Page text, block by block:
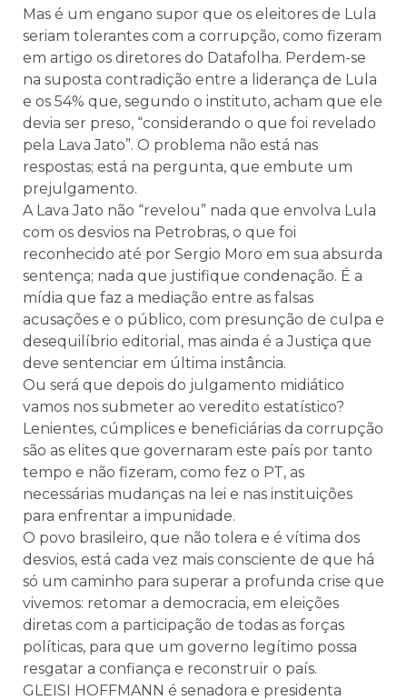
Mas é um engano supor que os eleitores de Lula
seriam tolerantes com a corrupção, como fizeram
em artigo os diretores do Datafolha. Perdem-se
na suposta contradição entre a liderança de Lula
e os 54% que, segundo o instituto, acham que ele
devia ser preso, “considerando o que foi revelado
pela Lava Jato”. O problema não está nas
respostas; está na pergunta, que embute um
prejulgamento.
A Lava Jato não “revelou” nada que envolva Lula
com os desvios na Petrobras, o que foi
reconhecido até por Sergio Moro em sua absurda
sentença; nada que justifique condenação. É a
mídia que faz a mediação entre as falsas
acusações e o público, com presunção de culpa e
desequilíbrio editorial, mas ainda é a Justiça que
deve sentenciar em última instância.
Ou será que depois do julgamento midiático
vamos nos submeter ao veredito estatístico?
Lenientes, cúmplices e beneficiárias da corrupção
são as elites que governaram este país por tanto
tempo e não fizeram, como fez o PT, as
necessárias mudanças na lei e nas instituições
para enfrentar a impunidade.
O povo brasileiro, que não tolera e é vítima dos
desvios, está cada vez mais consciente de que há
só um caminho para superar a profunda crise que
vivemos: retomar a democracia, em eleições
diretas com a participação de todas as forças
políticas, para que um governo legítimo possa
resgatar a confiança e reconstruir o país.
GLEISI HOFFMANN é senadora e presidenta